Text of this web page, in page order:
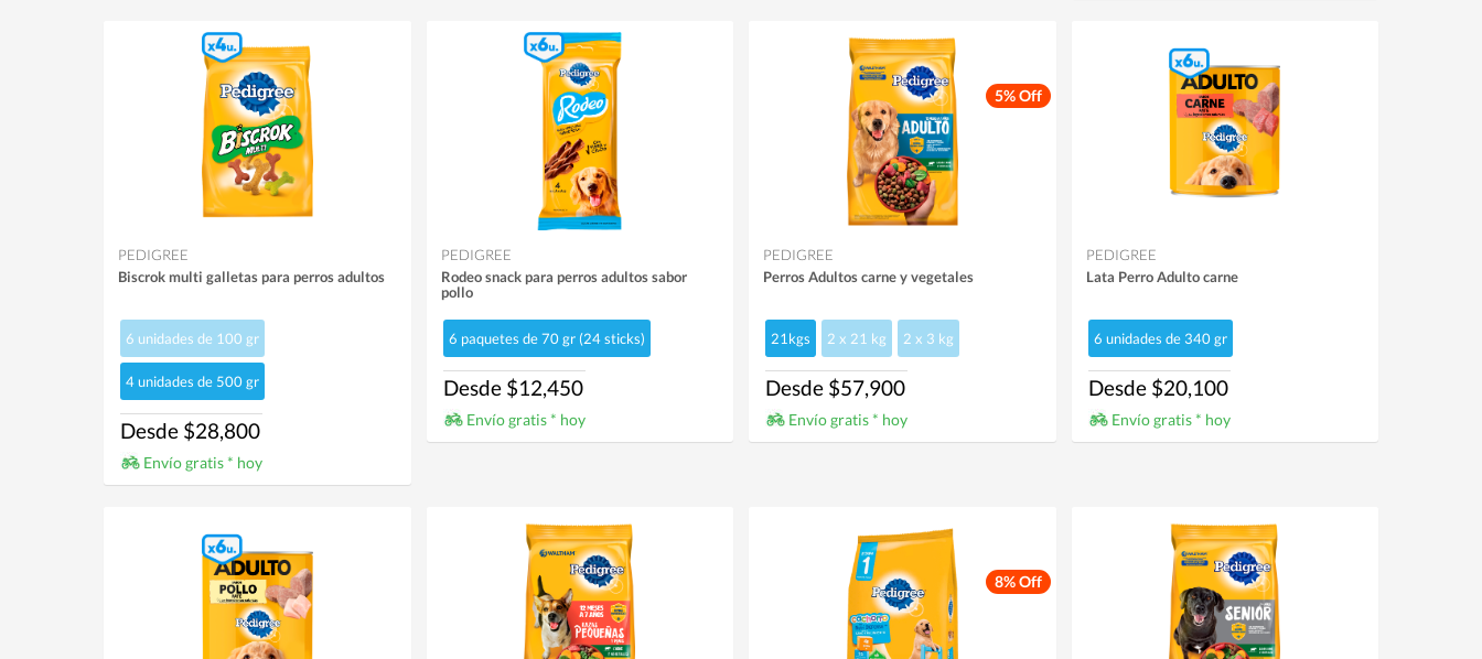
PEDIGREE
Biscrok multi galletas para perros adultos
6 unidades de 100 gr
4 unidades de 500 gr
Desde $28,800
Envío gratis * hoy
PEDIGREE
Rodeo snack para perros adultos sabor
pollo
6 paquetes de 70 gr (24 sticks)
Desde $12,450
Envío gratis * hoy
5% Off
PEDIGREE
Perros Adultos carne y vegetales
21kgs 2 x 21 kg 2 x 3 kg
Desde $57,900
Envío gratis * hoy
PEDIGREE
Lata Perro Adulto carne
6 unidades de 340 gr
Desde $20,100
Envío gratis * hoy
8% Off